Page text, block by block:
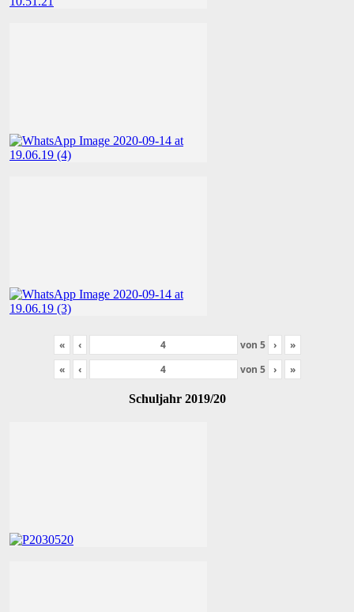
« ‹ von 5 ›
»
«
‹ von 5 › »
Schuljahr 2019/20